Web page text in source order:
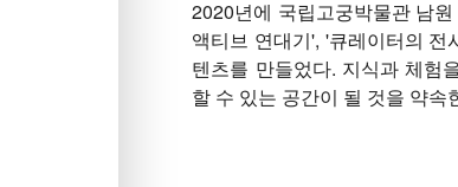
2020년에 국립고궁박물관 남
액티브 연대기', '큐레이터의
텐츠를 만들었다. 지식과 체험
할 수 있는 공간이 될 것을 약속